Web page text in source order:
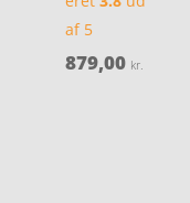
af 5
879,00 kr.